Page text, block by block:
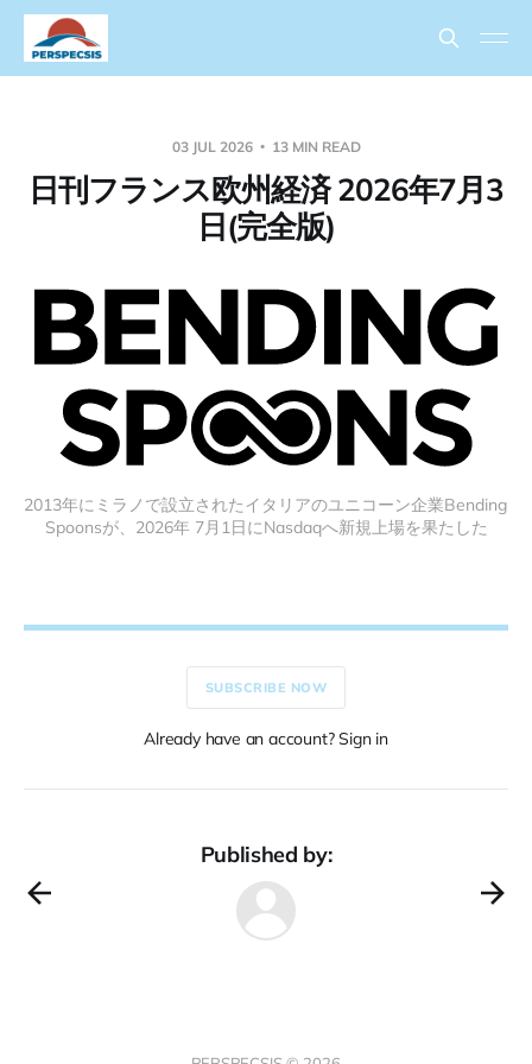
03 JUL 2026 13 MIN READ
日刊フランス欧州経済 2026年7月3
日(完全版)
2013年にミラノで設立されたイタリアのユニコーン企業Bending
Spoonsが、2026年 7月1日にNasdaqへ新規上場を果たした
SUBSCRIBE NOW
Already have an account? Sign in
Published by: